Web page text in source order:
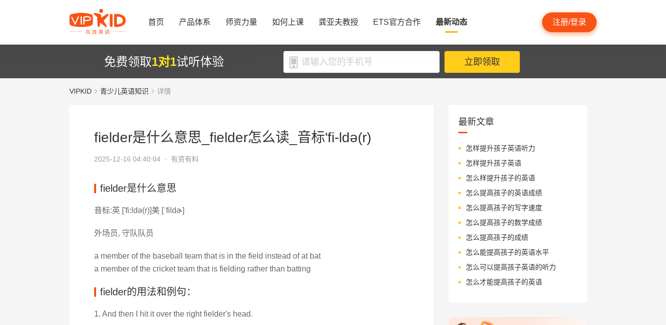
首页 产品体系 师资力量 如何上课 龚亚夫教授 ETS官方合作 最新动态 注册/登录
免费领取1对1试听体验 立即领取
VIPKID 青少儿英语知识 详情
fielder是什么意思_fielder怎么读_音标'fi-ldə(r)
2025-12-16 04:40:04 · 有资有料
fielder是什么意思
音标:英 ['fi:ldə(r)]美 [ˈfildɚ]
外场员, 守队队员
a member of the baseball team that is in the field instead of at bat
a member of the cricket team that is fielding rather than batting
fielder的用法和例句：
1. And then I hit it over the right fielder's head.
最新文章
怎样提升孩子英语听力
怎样提升孩子英语
怎么样提升孩子的英语
怎么提高孩子的英语成绩
怎么提高孩子的写字速度
怎么提高孩子的数学成绩
怎么提高孩子的成绩
怎么能提高孩子的英语水平
怎么可以提高孩子英语的听力
怎么才能提高孩子的英语